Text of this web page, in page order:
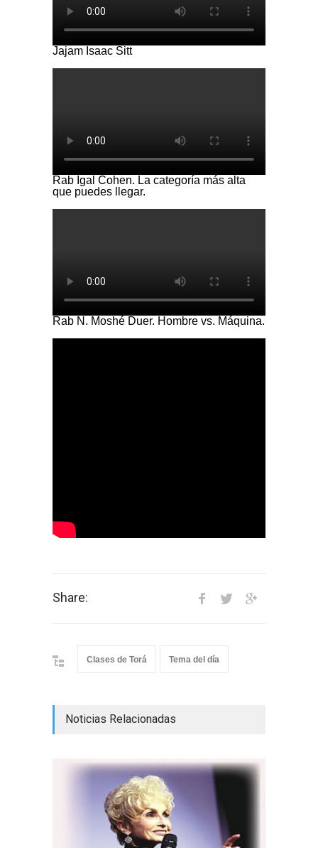
Jajam Isaac Sitt
Rab Igal Cohen. La categoría más alta
que puedes llegar.
Rab N. Moshé Duer. Hombre vs. Máquina.
Share:
Clases de Torá Tema del día
Noticias Relacionadas